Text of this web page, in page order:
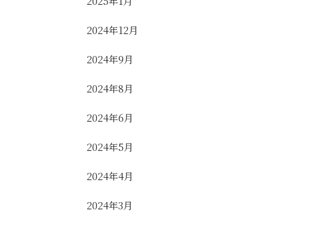
2024年12月
2024年9月
2024年8月
2024年6月
2024年5月
2024年4月
2024年3月